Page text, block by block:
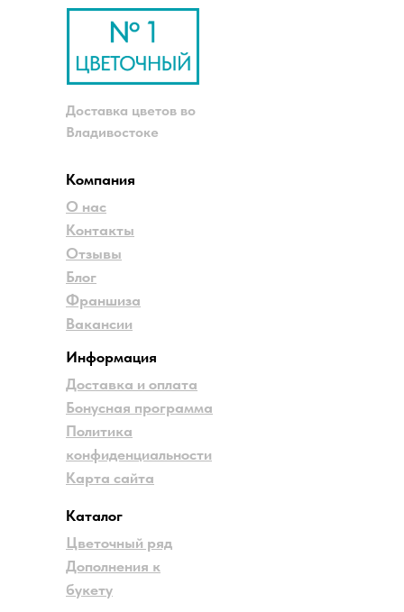
Доставка цветов во
Владивостоке
Компания
О нас
Контакты
Отзывы
Блог
Франшиза
Вакансии
Информация
Доставка и оплата
Бонусная программа
Политика
конфиденциальности
Карта сайта
Каталог
Цветочный ряд
Дополнения к
букету